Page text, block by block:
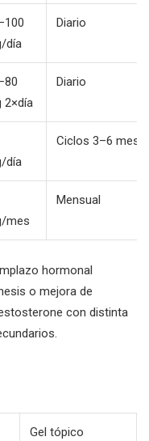
día
Diario
2×día
Diario
día
Ciclos 3–6
mes
Mensual
hormonal
o mejora de
con distinta
Gel tópico